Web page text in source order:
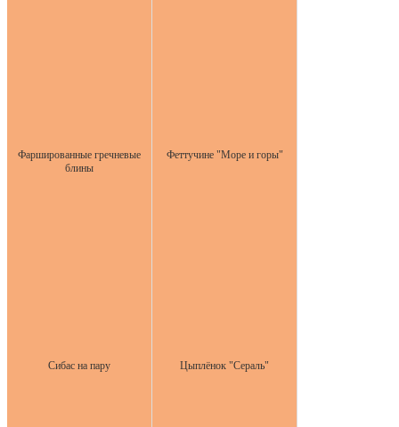
Фаршированные гречневые
блины
Феттучине "Море и горы"
Сибас на пару Цыплёнок "Сераль"